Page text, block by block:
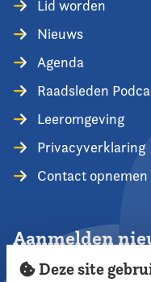
Lid worden
Nieuws
Agenda
Raadsleden
Leeromgeving
Privacyverklaring
Contact opnemen
Aanmelden
Deze site